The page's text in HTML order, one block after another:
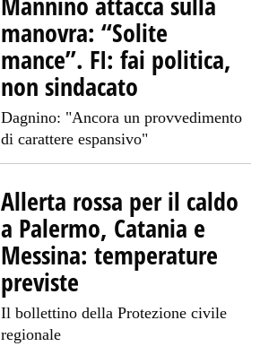
manovra: “Solite
mance”. FI: fai politica,
non sindacato
Dagnino: "Ancora un provvedimento
di carattere espansivo"
Allerta rossa per il caldo
a Palermo, Catania e
Messina: temperature
previste
Il bollettino della Protezione civile
regionale